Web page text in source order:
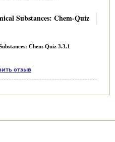
Substances: Chem-Quiz
Chem-Quiz 3.3.1
отзыв